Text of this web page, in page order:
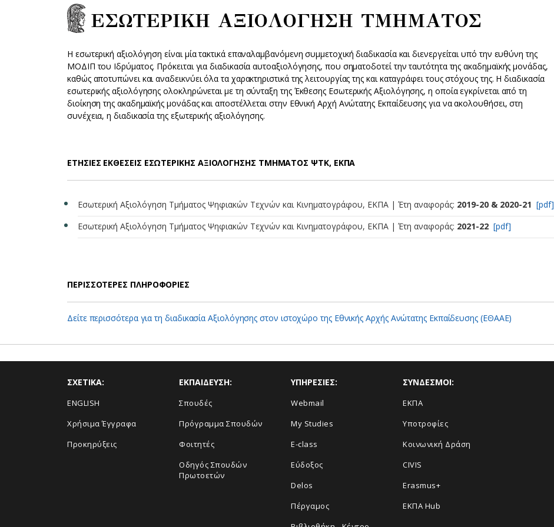
ΕΣΩΤΕΡΙΚΗ ΑΞΙΟΛΟΓΗΣΗ ΤΜΗΜΑΤΟΣ
Η εσωτερική αξιολόγηση είναι μία τακτικά επαναλαμβανόμενη συμμετοχική διαδικασία και διενεργείται υπό την ευθύνη της
ΜΟΔΙΠ του Ιδρύματος. Πρόκειται για διαδικασία αυτοαξιολόγησης, που σηματοδοτεί την ταυτότητα της ακαδημαϊκής μονάδας,
καθώς αποτυπώνει και αναδεικνύει όλα τα χαρακτηριστικά της λειτουργίας της και καταγράφει τους στόχους της. Η διαδικασία
εσωτερικής αξιολόγησης ολοκληρώνεται με τη σύνταξη της Έκθεσης Εσωτερικής Αξιολόγησης, η οποία εγκρίνεται από τη
διοίκηση της ακαδημαϊκής μονάδας και αποστέλλεται στην Εθνική Αρχή Ανώτατης Εκπαίδευσης για να ακολουθήσει, στη
συνέχεια, η διαδικασία της εξωτερικής αξιολόγησης.
ΕΤΗΣΙΕΣ ΕΚΘΕΣΕΙΣ ΕΣΩΤΕΡΙΚΗΣ ΑΞΙΟΛΟΓΗΣΗΣ ΤΜΗΜΑΤΟΣ ΨΤΚ, ΕΚΠΑ
Εσωτερική Αξιολόγηση Τμήματος Ψηφιακών Τεχνών και Κινηματογράφου, ΕΚΠΑ | Έτη αναφοράς: 2019-20 & 2020-21 [pdf]
Εσωτερική Αξιολόγηση Τμήματος Ψηφιακών Τεχνών και Κινηματογράφου, ΕΚΠΑ | Έτη αναφοράς: 2021-22 [pdf]
ΠΕΡΙΣΣΟΤΕΡΕΣ ΠΛΗΡΟΦΟΡΙΕΣ
Δείτε περισσότερα για τη διαδικασία Αξιολόγησης στον ιστοχώρο της Εθνικής Αρχής Ανώτατης Εκπαίδευσης (ΕΘΑΑΕ)
ΣΧΕΤΙΚΑ:
ENGLISH
Xρήσιμα Έγγραφα
Προκηρύξεις
ΕΚΠΑΙΔΕΥΣΗ:
Σπουδές
Πρόγραμμα Σπουδών
Φοιτητές
Οδηγός Σπουδών
Πρωτοετών
ΥΠΗΡΕΣΙΕΣ:
Webmail
My Studies
E-class
Εύδοξος
Delos
Πέργαμος
ΣΥΝΔΕΣΜΟΙ:
ΕΚΠΑ
Υποτροφίες
Κοινωνική Δράση
CIVIS
Erasmus+
ΕΚΠΑ Hub